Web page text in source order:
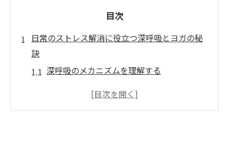
目次
日常のストレス解消に役立つ深呼吸とヨガの秘
訣
深呼吸のメカニズムを理解する
ヨガが心身に与えるリラクゼーション効果